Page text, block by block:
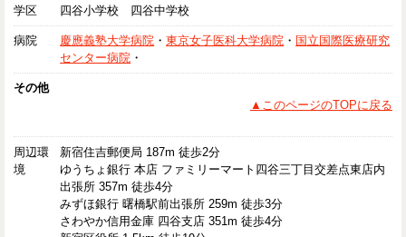
学区 四谷小学校 四谷中学校
病院 慶應義塾大学病院 ・東京女子医科大学病院 ・ 国立国際医療研究
センター病院 ・
その他
▲このページのTOPに戻る
周辺環
境
新宿住吉郵便局 187m 徒歩2分
ゆうちょ銀行 本店 ファミリーマート四谷三丁目交差点東店内
出張所 357m 徒歩4分
みずほ銀行 曙橋駅前出張所 259m 徒歩3分
さわやか信用金庫 四谷支店 351m 徒歩4分